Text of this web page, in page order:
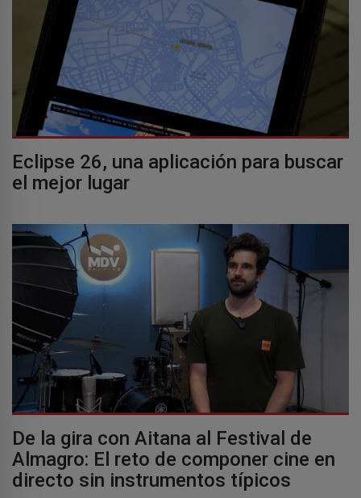
Eclipse 26, una aplicación para buscar
el mejor lugar
De la gira con Aitana al Festival de
Almagro: El reto de componer cine en
directo sin instrumentos típicos